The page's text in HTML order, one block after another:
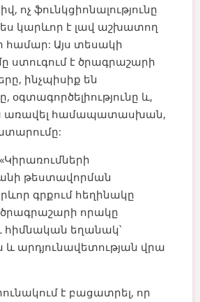
ոչ ֆունկցիոնալությունը
կարևոր է լավ աշխատող
Այս տեսակի
ստուգում է ծրագրաշարի
ինչպիսիք են
օգտագործելիությունը և,
առավել համապատասխան,
թեստավորման
գրքում հեղինակը
որակը
հիմնական եղանակ՝
արդյունավետության վրա
է բացատրել, որ